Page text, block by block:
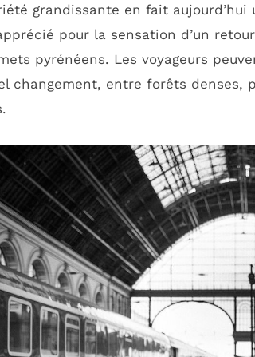
grandissante en fait aujourd’hui
pour la sensation d’un
pyrénéens. Les voyageurs
changement, entre forêts denses,